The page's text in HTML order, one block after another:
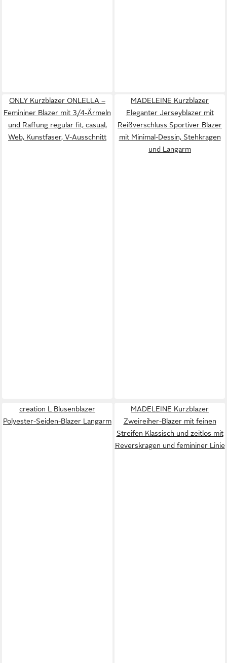
ONLY Kurzblazer ONLELLA –
Femininer Blazer mit 3/4-Ärmeln
und Raffung regular fit, casual,
Web, Kunstfaser, V-Ausschnitt
MADELEINE Kurzblazer
Eleganter Jerseyblazer mit
Reißverschluss Sportiver Blazer
mit Minimal-Dessin, Stehkragen
und Langarm
creation L Blusenblazer
Polyester-Seiden-Blazer Langarm
MADELEINE Kurzblazer
Zweireiher-Blazer mit feinen
Streifen Klassisch und zeitlos mit
Reverskragen und femininer Linie